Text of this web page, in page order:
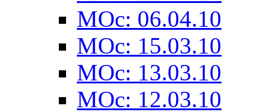
MOc: 06.04.10
MOc: 15.03.10
MOc: 13.03.10
MOc: 12.03.10